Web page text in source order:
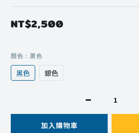
NT$2,500
顏色 : 黑色
黑色 銀色
加入購物車